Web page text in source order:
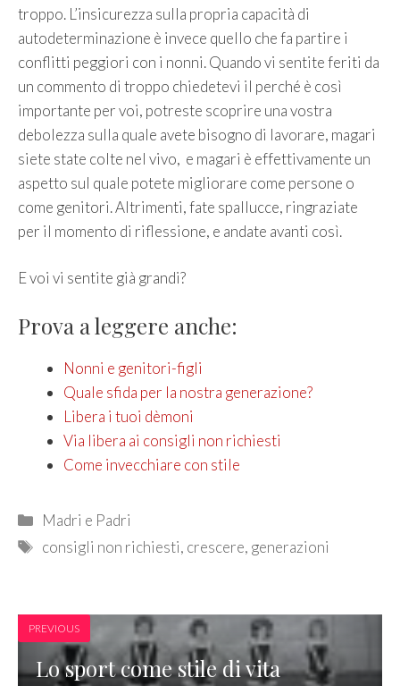
troppo. L’insicurezza sulla propria capacità di
autodeterminazione è invece quello che fa partire i
conflitti peggiori con i nonni. Quando vi sentite feriti da
un commento di troppo chiedetevi il perché è così
importante per voi, potreste scoprire una vostra
debolezza sulla quale avete bisogno di lavorare, magari
siete state colte nel vivo, e magari è effettivamente un
aspetto sul quale potete migliorare come persone o
come genitori. Altrimenti, fate spallucce, ringraziate
per il momento di riflessione, e andate avanti così.
E voi vi sentite già grandi?
Prova a leggere anche:
Nonni e genitori-figli
Quale sfida per la nostra generazione?
Libera i tuoi dèmoni
Via libera ai consigli non richiesti
Come invecchiare con stile
Categories
Madri e Padri
Tags
consigli non richiesti, crescere, generazioni
PREVIOUS
Lo sport come stile di vita